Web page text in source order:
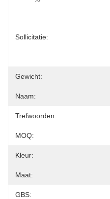
Sollicitatie:
Gewicht:
Naam:
Trefwoorden:
MOQ:
Kleur:
Maat:
GBS: